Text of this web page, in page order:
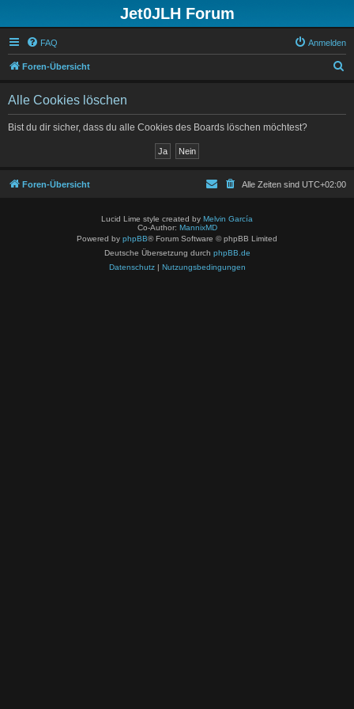
Jet0JLH Forum
FAQ Anmelden
Foren-Übersicht
Alle Cookies löschen
Bist du dir sicher, dass du alle Cookies des Boards löschen möchtest?
Foren-Übersicht Alle Zeiten sind UTC+02:00
Lucid Lime style created by Melvin García
Co-Author: MannixMD
Powered by phpBB® Forum Software © phpBB Limited
Deutsche Übersetzung durch phpBB.de
Datenschutz| Nutzungsbedingungen